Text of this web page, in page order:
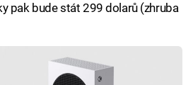
pak bude stát 299 dolarů (zhruba